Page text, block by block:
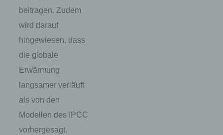
beitragen. Zudem
wird darauf
hingewiesen, dass
die globale
Erwärmung
langsamer verläuft
als von den
Modellen des IPCC
vorhergesagt.